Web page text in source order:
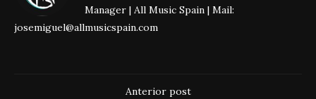
Manager | All Music Spain | Mail:
josemiguel@allmusicspain.com
Anterior post